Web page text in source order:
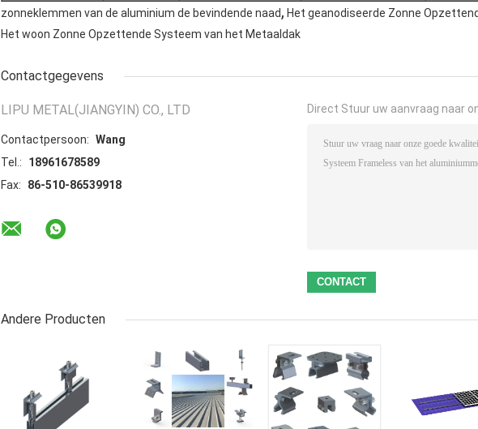
zonneklemmen van de aluminium de bevindende naad, Het geanodiseerde Zonne
Het woon Zonne Opzettende Systeem van het Metaaldak
Contactgegevens
LIPU METAL(JIANGYIN) CO., LTD
Contactpersoon: Wang
Tel.:
18961678589
Fax:
86-510-86539918
Direct Stuur uw aanvraag naar
Andere Producten